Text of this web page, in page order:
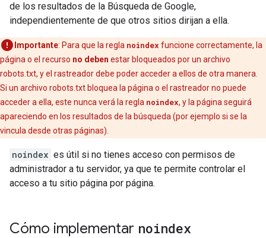
de los resultados de la Búsqueda de Google,
independientemente de que otros sitios dirijan a ella.
Importante: Para que la regla noindex funcione correctamente, la
página o el recurso no deben estar bloqueados por un archivo
robots.txt, y el rastreador debe poder acceder a ellos de otra manera.
Si un archivo robots.txt bloquea la página o el rastreador no puede
acceder a ella, este nunca verá la regla noindex, y la página seguirá
apareciendo en los resultados de la búsqueda (por ejemplo si se la
vincula desde otras páginas).
noindex es útil si no tienes acceso con permisos de
administrador a tu servidor, ya que te permite controlar el
acceso a tu sitio página por página.
Cómo implementar noindex